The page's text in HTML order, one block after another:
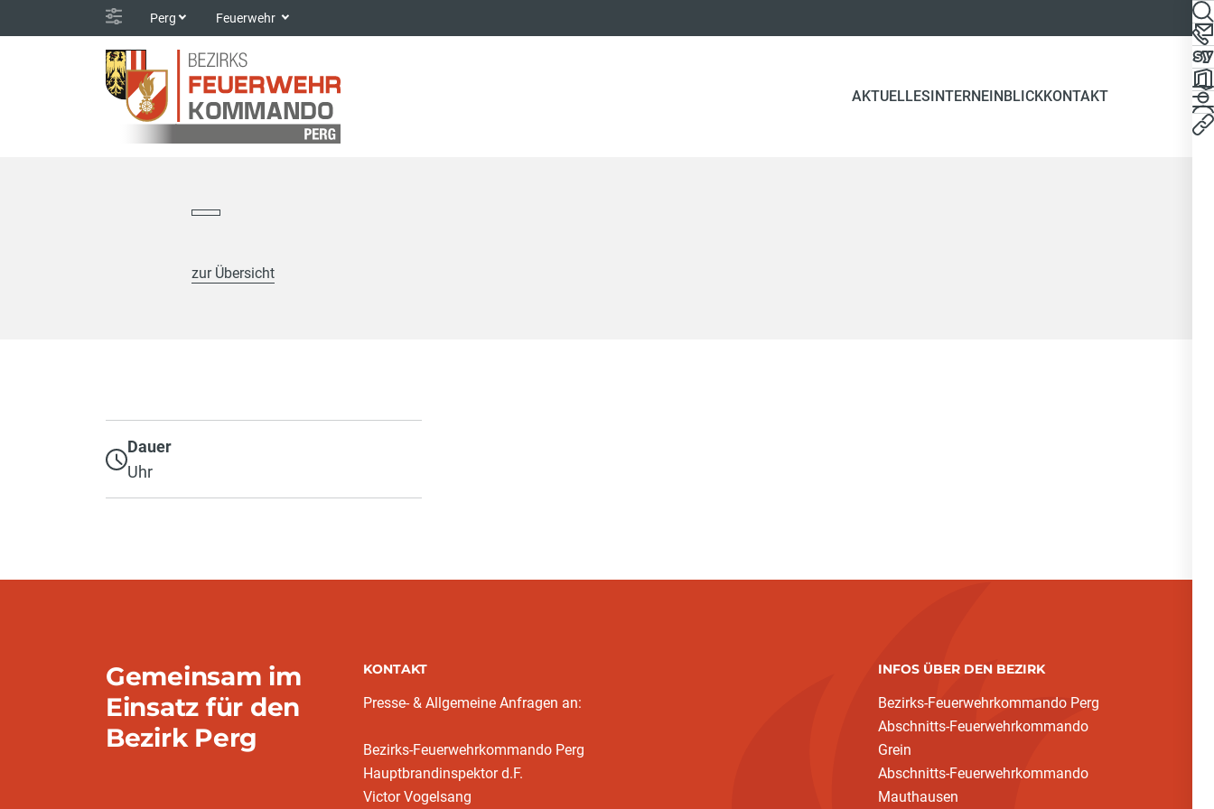
Perg Feuerwehr
AKTUELLESINTERNEINBLICKKONTAKT
zur Übersicht
Dauer
Uhr
Gemeinsam im
Einsatz für den
Bezirk Perg
KONTAKT
Presse- & Allgemeine Anfragen an:
Bezirks-Feuerwehrkommando Perg
Hauptbrandinspektor d.F.
Victor Vogelsang
INFOS ÜBER DEN BEZIRK
Bezirks-Feuerwehrkommando Perg
Abschnitts-Feuerwehrkommando
Grein
Abschnitts-Feuerwehrkommando
Mauthausen